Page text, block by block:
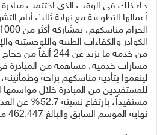
جاء ذلك في الوقت الذي اختتمت
أعمالها التطوعية مع نهاية ثالث أيام
الكوادر والكفاءات الطبية واللوجستية
مسارات خدمية، مساهمة من المبادرة
لينعموا بتأدية مناسكهم براحة
مستفيداً، بارتفاع
نهاية الموسم السابق والبالغ 462,447 مستفيداً.